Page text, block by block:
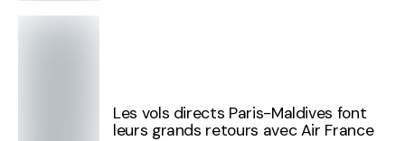
Les vols directs Paris-Maldives font
leurs grands retours avec Air France